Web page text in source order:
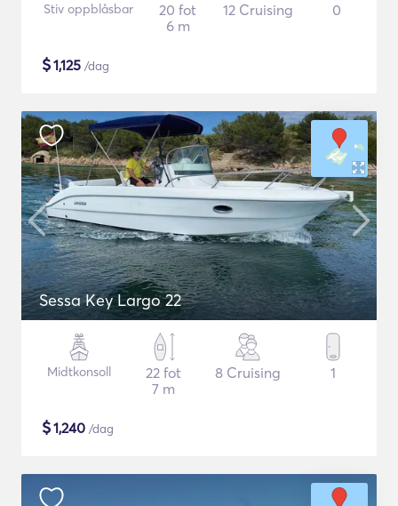
Stiv oppblåsbar
20 fot
6 m
12 Cruising 0
$1,125 /dag
Sessa Key Largo 22
Midtkonsoll
22 fot
7 m
8 Cruising 1
$1,240 /dag